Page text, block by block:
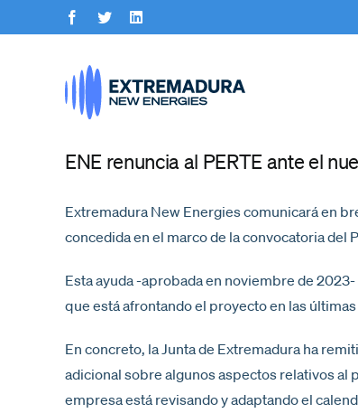
al
Facebook
TwitterLinkedIn
ENE renuncia al PERTE ante el
Extremadura New Energies comunicará en
concedida en el marco de la convocatoria del
Esta ayuda -aprobada en noviembre de
que está afrontando el proyecto en las
En concreto, la Junta de Extremadura ha
adicional sobre algunos aspectos relativos al
empresa está revisando y adaptando el